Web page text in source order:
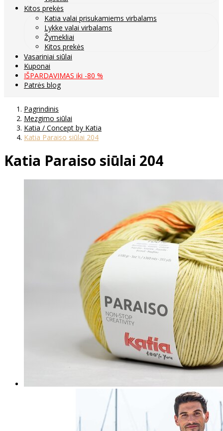
Kitos prekės
Katia valai prisukamiems virbalams
Lykke valai virbalams
Žymekliai
Kitos prekės
Vasariniai siūlai
Kuponai
IŠPARDAVIMAS iki -80 %
Patrės blog
Pagrindinis
Mezgimo siūlai
Katia / Concept by Katia
Katia Paraiso siūlai 204
Katia Paraiso siūlai 204